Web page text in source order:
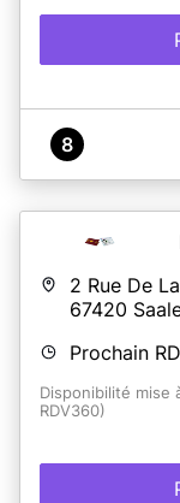
8
2 Rue De
67420
Prochain
Disponibilité mise
RDV360)